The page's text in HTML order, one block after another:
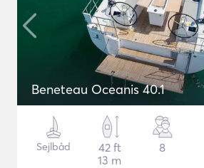
Beneteau Oceanis 40.1
Sejlbåd
42 ft
13 m
8